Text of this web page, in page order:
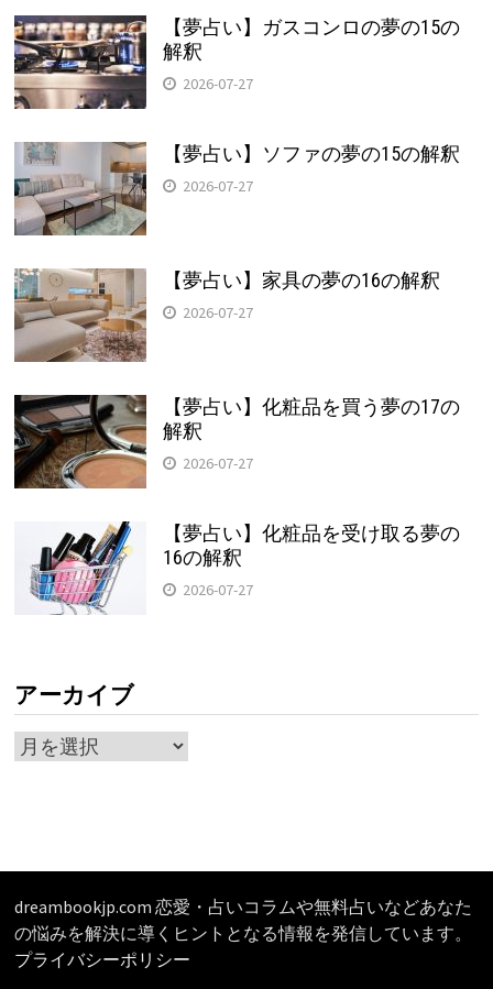
【夢占い】ガスコンロの夢の15の
解釈
2026-07-27
【夢占い】ソファの夢の15の解釈
2026-07-27
【夢占い】家具の夢の16の解釈
2026-07-27
【夢占い】化粧品を買う夢の17の
解釈
2026-07-27
【夢占い】化粧品を受け取る夢の
16の解釈
2026-07-27
アーカイブ
ア
dreambookjp.com 恋愛・占いコラムや無料占いなどあなた
の悩みを解決に導くヒントとなる情報を発信しています。
プライバシーポリシー